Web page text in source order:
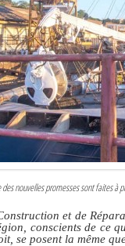
des nouvelles promesses sont faites à
et de
conscients de ce
se posent la même